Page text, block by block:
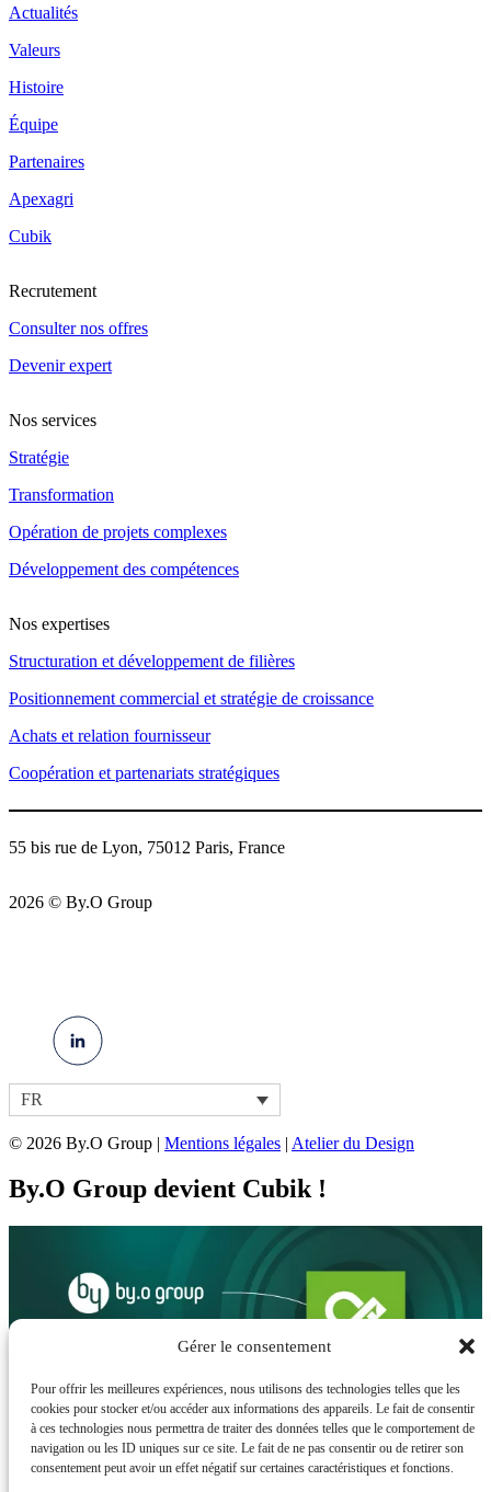
Gérer le consentement
Pour offrir les meilleures expériences, nous utilisons des technologies telles que les
cookies pour stocker et/ou accéder aux informations des appareils. Le fait de consentir
à ces technologies nous permettra de traiter des données telles que le comportement de
navigation ou les ID uniques sur ce site. Le fait de ne pas consentir ou de retirer son
consentement peut avoir un effet négatif sur certaines caractéristiques et fonctions.
Actualités
Valeurs
Histoire
Équipe
Partenaires
Apexagri
Cubik
Recrutement
Consulter nos offres
Devenir expert
Nos services
Stratégie
Transformation
Opération de projets complexes
Développement des compétences
Nos expertises
Structuration et développement de filières
Positionnement commercial et stratégie de croissance
Achats et relation fournisseur
Coopération et partenariats stratégiques
55 bis rue de Lyon, 75012 Paris, France
2026 © By.O Group
FR
© 2026 By.O Group | Mentions légales | Atelier du Design
By.O Group devient Cubik !
Nouvelle étape dans notre histoire, By.O
devient Cubik !